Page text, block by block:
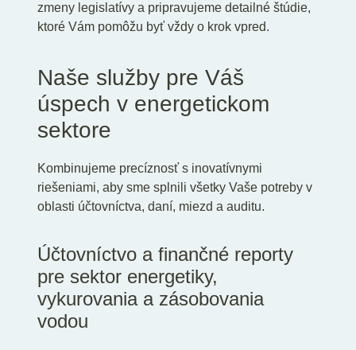
zmeny legislatívy a pripravujeme detailné štúdie,
ktoré Vám pomôžu byť vždy o krok vpred.
Naše služby pre Váš
úspech v energetickom
sektore
Kombinujeme precíznosť s inovatívnymi
riešeniami, aby sme splnili všetky Vaše potreby v
oblasti účtovníctva, daní, miezd a auditu.
Účtovníctvo a finančné reporty
pre sektor energetiky,
vykurovania a zásobovania
vodou